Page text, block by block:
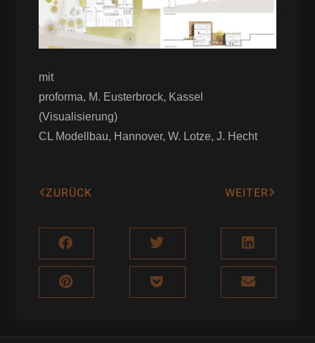
mit
proforma, M. Eusterbrock, Kassel
(Visualisierung)
CL Modellbau, Hannover, W. Lotze, J. Hecht
ZURÜCK WEITER